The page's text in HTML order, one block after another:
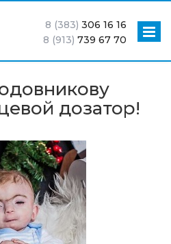
8 (383) 306 16 16
8 (913) 739 67 70
дозатор!